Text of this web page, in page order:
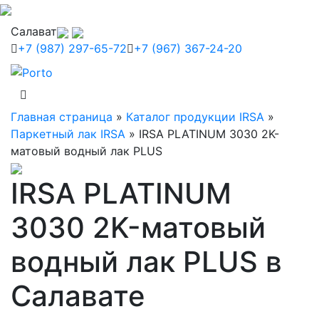
Салават
+7 (987) 297-65-72 +7 (967) 367-24-20
Главная страница » Каталог продукции IRSA »
Паркетный лак IRSA » IRSA PLATINUM 3030 2K-
матовый водный лак PLUS
IRSA PLATINUM
3030 2K-матовый
водный лак PLUS в
Салавате